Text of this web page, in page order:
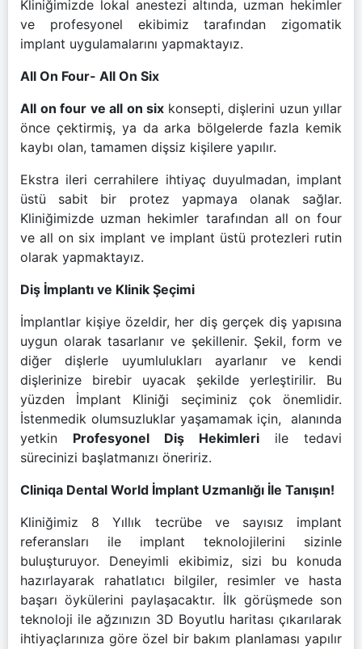
Kliniğimizde lokal anestezi altında, uzman hekimler
ve profesyonel ekibimiz tarafından zigomatik
implant uygulamalarını yapmaktayız.
All On Four- All On Six
All on four ve all on six konsepti, dişlerini uzun yıllar
önce çektirmiş, ya da arka bölgelerde fazla kemik
kaybı olan, tamamen dişsiz kişilere yapılır.
Ekstra ileri cerrahilere ihtiyaç duyulmadan, implant
üstü sabit bir protez yapmaya olanak sağlar.
Kliniğimizde uzman hekimler tarafından all on four
ve all on six implant ve implant üstü protezleri rutin
olarak yapmaktayız.
Diş İmplantı ve Klinik Şeçimi
İmplantlar kişiye özeldir, her diş gerçek diş yapısına
uygun olarak tasarlanır ve şekillenir. Şekil, form ve
diğer dişlerle uyumlulukları ayarlanır ve kendi
dişlerinize birebir uyacak şekilde yerleştirilir. Bu
yüzden İmplant Kliniği seçiminiz çok önemlidir.
İstenmedik olumsuzluklar yaşamamak için, alanında
yetkin Profesyonel Diş Hekimleri ile tedavi
sürecinizi başlatmanızı öneririz.
Cliniqa Dental World İmplant Uzmanlığı İle Tanışın!
Kliniğimiz 8 Yıllık tecrübe ve sayısız implant
referansları ile implant teknolojilerini sizinle
buluşturuyor. Deneyimli ekibimiz, sizi bu konuda
hazırlayarak rahatlatıcı bilgiler, resimler ve hasta
başarı öykülerini paylaşacaktır. İlk görüşmede son
teknoloji ile ağzınızın 3D Boyutlu haritası çıkarılarak
ihtiyaçlarınıza göre özel bir bakım planlaması yapılır